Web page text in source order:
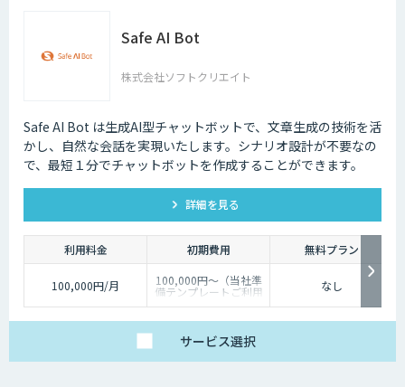
Safe AI Bot
株式会社ソフトクリエイト
Safe AI Bot は生成AI型チャットボットで、文章生成の技術を活
かし、自然な会話を実現いたします。シナリオ設計が不要なの
で、最短１分でチャットボットを作成することができます。
詳細を見る
利用料金 初期費用 無料プラン
100,000円/月 100,000円～（当社準
備テンプレートご利用
の場合）
なし
サービス選択